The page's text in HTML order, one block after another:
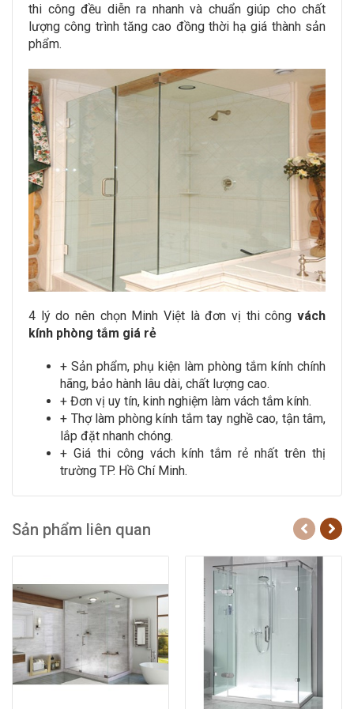
thi công đều diễn ra nhanh và chuẩn giúp cho chất
lượng công trình tăng cao đồng thời hạ giá thành sản
phẩm.
4 lý do nên chọn Minh Việt là đơn vị thi công vách
kính phòng tắm giá rẻ
+ Sản phẩm, phụ kiện làm phòng tắm kính chính
hãng, bảo hành lâu dài, chất lượng cao.
+ Đơn vị uy tín, kinh nghiệm làm vách tắm kính.
+ Thợ làm phòng kính tắm tay nghề cao, tận tâm,
lắp đặt nhanh chóng.
+ Giá thi công vách kính tắm rẻ nhất trên thị
trường TP. Hồ Chí Minh.
Sản phẩm liên quan